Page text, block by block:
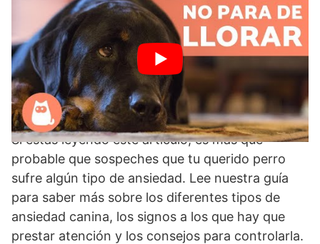
Ansiedad de los perros
Si estás leyendo este artículo, es más que
probable que sospeches que tu querido perro
sufre algún tipo de ansiedad. Lee nuestra guía
para saber más sobre los diferentes tipos de
ansiedad canina, los signos a los que hay que
prestar atención y los consejos para controlarla.